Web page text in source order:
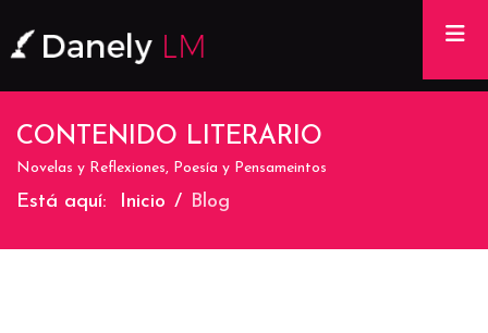
CONTENIDO LITERARIO
Novelas y Reflexiones, Poesía y Pensameintos
Está aquí: Inicio Blog